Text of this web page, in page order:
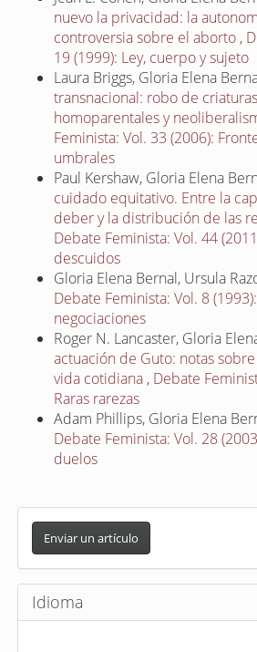
nuevo la privacidad: la
controversia sobre el aborto ,
19 (1999): Ley, cuerpo y sujeto
Laura Briggs, Gloria Elena
transnacional: robo de
homoparentales y
Feminista: Vol. 33 (2006):
umbrales
Paul Kershaw, Gloria Elena
cuidado equitativo. Entre la
deber y la distribución de las
Debate Feminista: Vol. 44
descuidos
Gloria Elena Bernal, Ursula
Debate Feminista: Vol. 8
negociaciones
Roger N. Lancaster, Gloria
actuación de Guto: notas
vida cotidiana , Debate
Raras rarezas
Adam Phillips, Gloria Elena
Debate Feminista: Vol. 28
duelos
E
v
i
a
Enviar un artículo
Idioma